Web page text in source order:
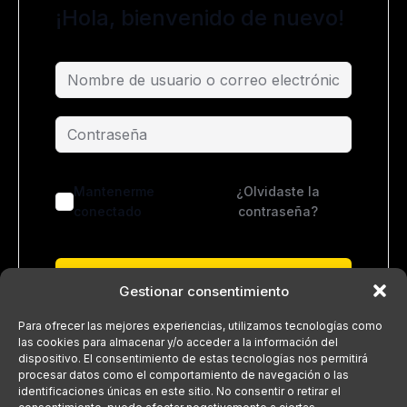
Gestionar consentimiento
Para ofrecer las mejores experiencias, utilizamos tecnologías como
las cookies para almacenar y/o acceder a la información del
dispositivo. El consentimiento de estas tecnologías nos permitirá
procesar datos como el comportamiento de navegación o las
identificaciones únicas en este sitio. No consentir o retirar el
¡Hola, bienvenido de nuevo!
Mantenerme
conectado
¿Olvidaste la
contraseña?
¿No tienes una cuenta?Regístrate ahora